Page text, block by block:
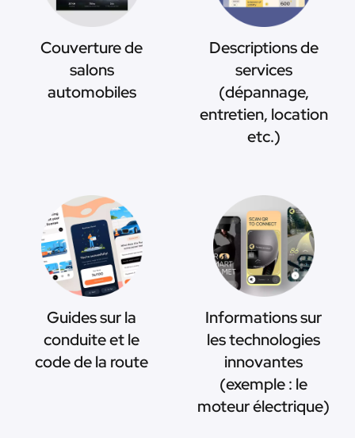
Couverture de
salons
automobiles
Descriptions de
services
(dépannage,
entretien, location
etc.)
Guides sur la
conduite et le
code de la route
Informations sur
les technologies
innovantes
(exemple : le
moteur électrique)